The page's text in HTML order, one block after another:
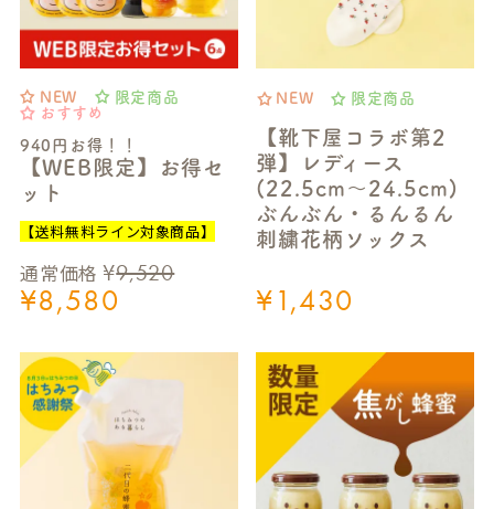
940円お得！！
【WEB限定】お得セ
ット
NEW
限定商品
おすすめ
通常価格 ¥9,520
¥8,580
【送料無料ライン対象商品】
【靴下屋コラボ第2
弾】レディース
(22.5cm～24.5cm)
ぶんぶん・るんるん
刺繍花柄ソックス
NEW 限定商品
¥1,430